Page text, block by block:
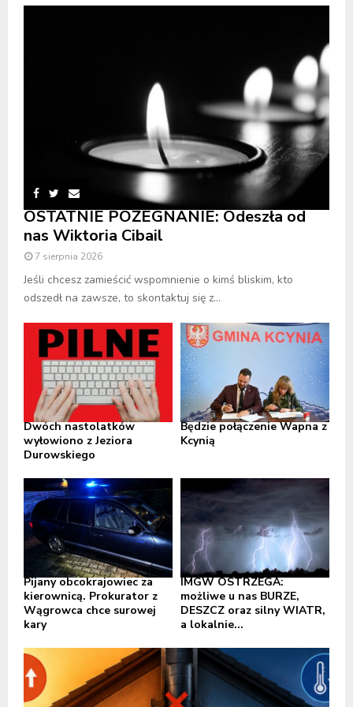
OSTATNIE POŻEGNANIE: Odeszła od
nas Wiktoria Cibail
7 sierpnia 2026
Jeśli chcesz zamieścić wspomnienie o kimś bliskim, kto
odszedł na zawsze, to skontaktuj się z...
Dwóch nastolatków
wyłowiono z Jeziora
Durowskiego
Będzie połączenie Wapna z
Kcynią
Pijany obcokrajowiec za
kierownicą. Prokurator z
Wągrowca chce surowej
kary
IMGW OSTRZEGA:
możliwe u nas BURZE,
DESZCZ oraz silny WIATR,
a lokalnie...